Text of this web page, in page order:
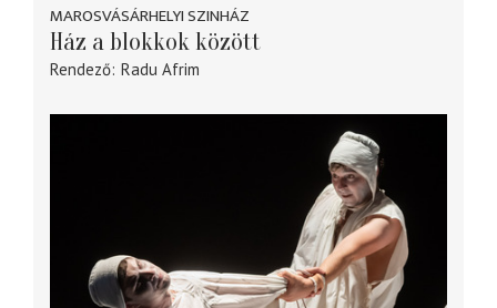
MAROSVÁSÁRHELYI SZINHÁZ
Ház a blokkok között
Rendező Radu Afrim